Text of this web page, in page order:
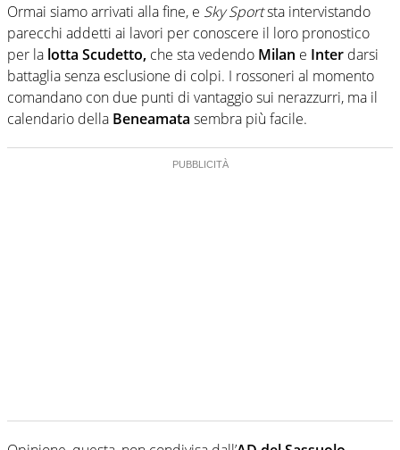
Ormai siamo arrivati alla fine, e Sky Sportsta intervistando
parecchi addetti ai lavori per conoscere il loro pronostico
per la lotta Scudetto, che sta vedendo Milan e Inter darsi
battaglia senza esclusione di colpi. I rossoneri al momento
comandano con due punti di vantaggio sui nerazzurri, ma il
calendario della Beneamata sembra più facile.